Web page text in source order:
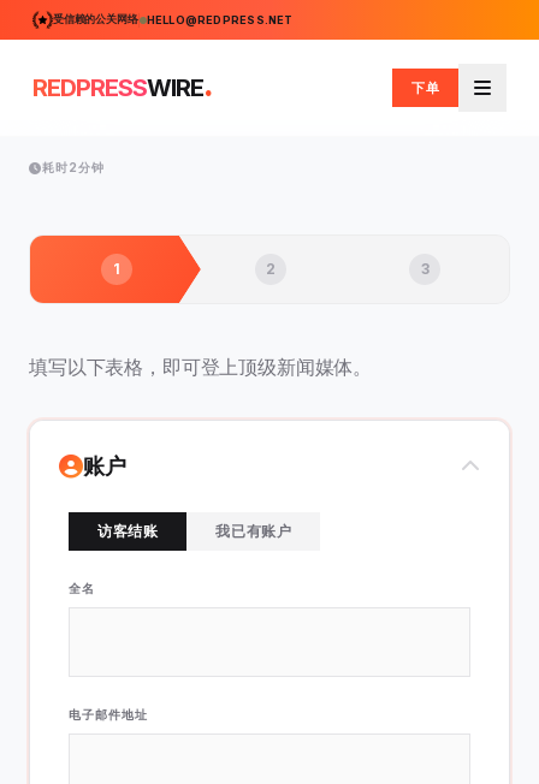
受信赖的公关网络 HELLO@REDPRESS.NET
REDPRESSWIRE. 下单
菜单
耗时2分钟
1 2 3
填写以下表格，即可登上顶级新闻媒体。
账户
访客结账 我已有账户
全名
电子邮件地址